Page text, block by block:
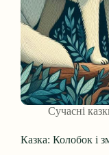
Сучасні
Казка: Колобок і